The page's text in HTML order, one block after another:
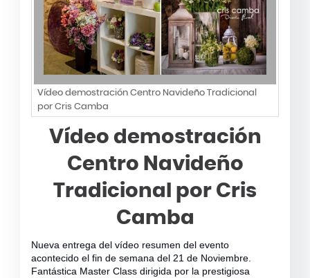
Vídeo demostración Centro Navideño Tradicional
por Cris Camba
Vídeo demostración
Centro Navideño
Tradicional por Cris
Camba
Nueva entrega del vídeo resumen del evento
acontecido el fin de semana del 21 de Noviembre.
Fantástica Master Class dirigida por la prestigiosa